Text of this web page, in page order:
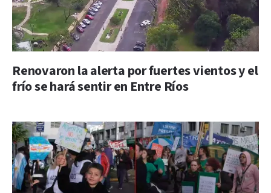
Renovaron la alerta por fuertes vientos y el
frío se hará sentir en Entre Ríos